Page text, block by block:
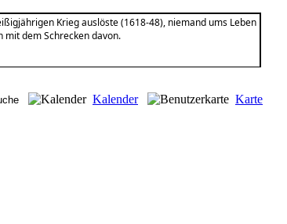
Krieg auslöste (1618-48), niemand ums Leben
mit dem Schrecken davon.
Kalender
Karte